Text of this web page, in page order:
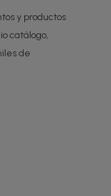
y productos
catálogo,
de